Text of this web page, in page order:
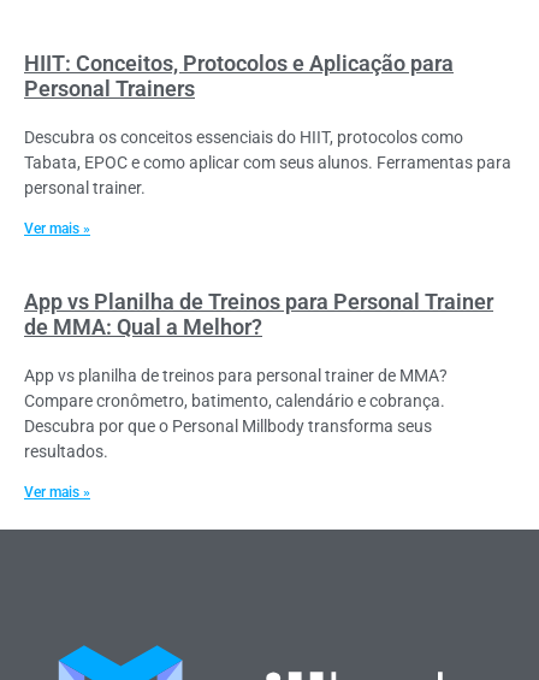
HIIT: Conceitos, Protocolos e Aplicação para
Personal Trainers
Descubra os conceitos essenciais do HIIT, protocolos como
Tabata, EPOC e como aplicar com seus alunos. Ferramentas para
personal trainer.
Ver mais »
App vs Planilha de Treinos para Personal Trainer
de MMA: Qual a Melhor?
App vs planilha de treinos para personal trainer de MMA?
Compare cronômetro, batimento, calendário e cobrança.
Descubra por que o Personal Millbody transforma seus
resultados.
Ver mais »